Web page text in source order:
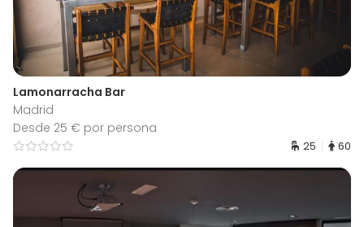
Lamonarracha Bar
Madrid
Desde 25 € por persona
25 60